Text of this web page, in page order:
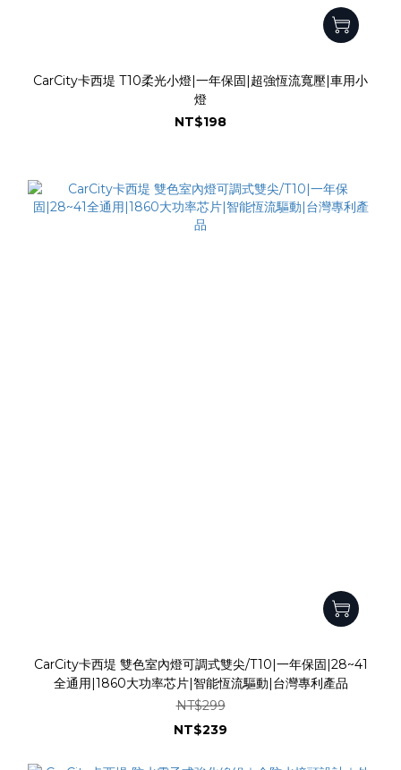
CarCity卡西堤 T10柔光小燈|一年保固|超強恆流寬壓|車用小
燈
NT$198
CarCity卡西堤 雙色室內燈可調式雙尖/T10|一年保固|28~41
全通用|1860大功率芯片|智能恆流驅動|台灣專利產品
NT$299
NT$239